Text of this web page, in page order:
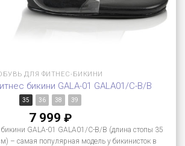
ДЛЯ ФИТНЕС-БИКИНИ
бикини GALA-01 GALA01/C-B/B
35 36 38 39
7 999 ₽
GALA-01 GALA01/C-B/B (длина стопы 35
– самая популярная модель у бикинисток в